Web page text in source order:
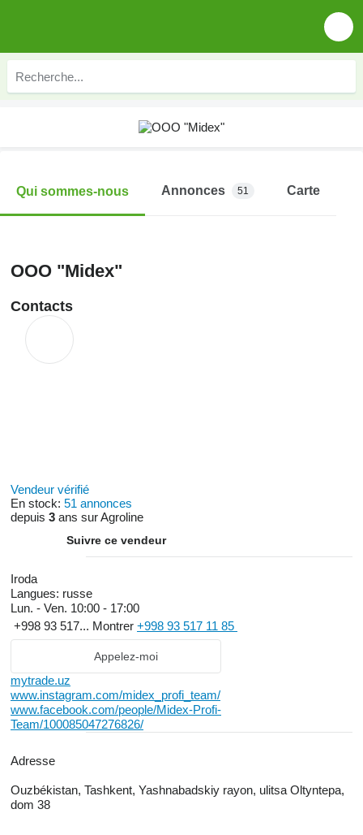
Qui sommes-nous Annonces 51 Carte
OOO "Midex"
Contacts
Vendeur vérifié
En stock: 51 annonces
depuis 3 ans sur Agroline
Suivre ce vendeur
Iroda
Langues: russe
Lun. - Ven. 10:00 - 17:00
+998 93 517... Montrer +998 93 517 11 85
Appelez-moi
mytrade.uz
www.instagram.com/midex_profi_team/
www.facebook.com/people/Midex-Profi-
Team/100085047276826/
Adresse
Ouzbékistan, Tashkent, Yashnabadskiy rayon, ulitsa Oltyntepa,
dom 38